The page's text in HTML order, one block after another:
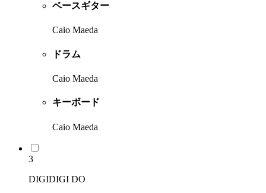
ベースギター
Caio Maeda
ドラム
Caio Maeda
キーボード
Caio Maeda
3
DIGIDIGI DO